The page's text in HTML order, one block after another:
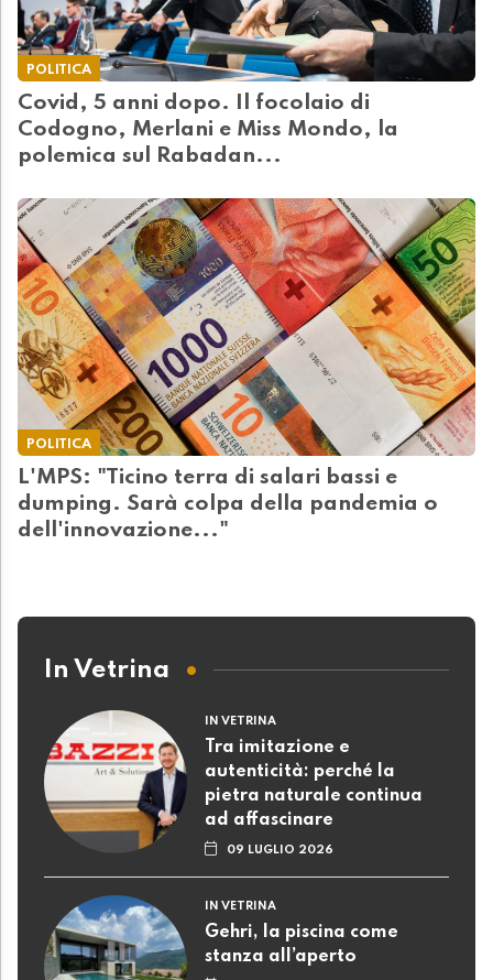
POLITICA
Covid, 5 anni dopo. Il focolaio di
Codogno, Merlani e Miss Mondo, la
polemica sul Rabadan...
POLITICA
L'MPS: "Ticino terra di salari bassi e
dumping. Sarà colpa della pandemia o
dell'innovazione..."
In Vetrina
IN VETRINA
Tra imitazione e
autenticità: perché la
pietra naturale continua
ad affascinare
09 LUGLIO 2026
IN VETRINA
Gehri, la piscina come
stanza all’aperto